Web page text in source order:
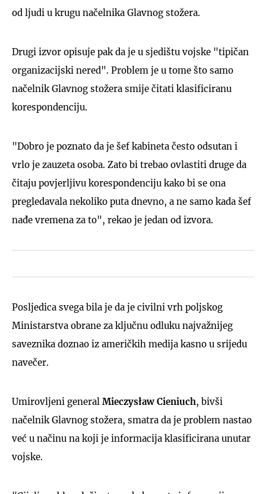
od ljudi u krugu načelnika Glavnog stožera.
Drugi izvor opisuje pak da je u sjedištu vojske "tipičan
organizacijski nered". Problem je u tome što samo
načelnik Glavnog stožera smije čitati klasificiranu
korespondenciju.
"Dobro je poznato da je šef kabineta često odsutan i
vrlo je zauzeta osoba. Zato bi trebao ovlastiti druge da
čitaju povjerljivu korespondenciju kako bi se ona
pregledavala nekoliko puta dnevno, a ne samo kada šef
nađe vremena za to", rekao je jedan od izvora.
Posljedica svega bila je da je civilni vrh poljskog
Ministarstva obrane za ključnu odluku najvažnijeg
saveznika doznao iz američkih medija kasno u srijedu
navečer.
Umirovljeni general Mieczysław Cieniuch, bivši
načelnik Glavnog stožera, smatra da je problem nastao
već u načinu na koji je informacija klasificirana unutar
vojske.